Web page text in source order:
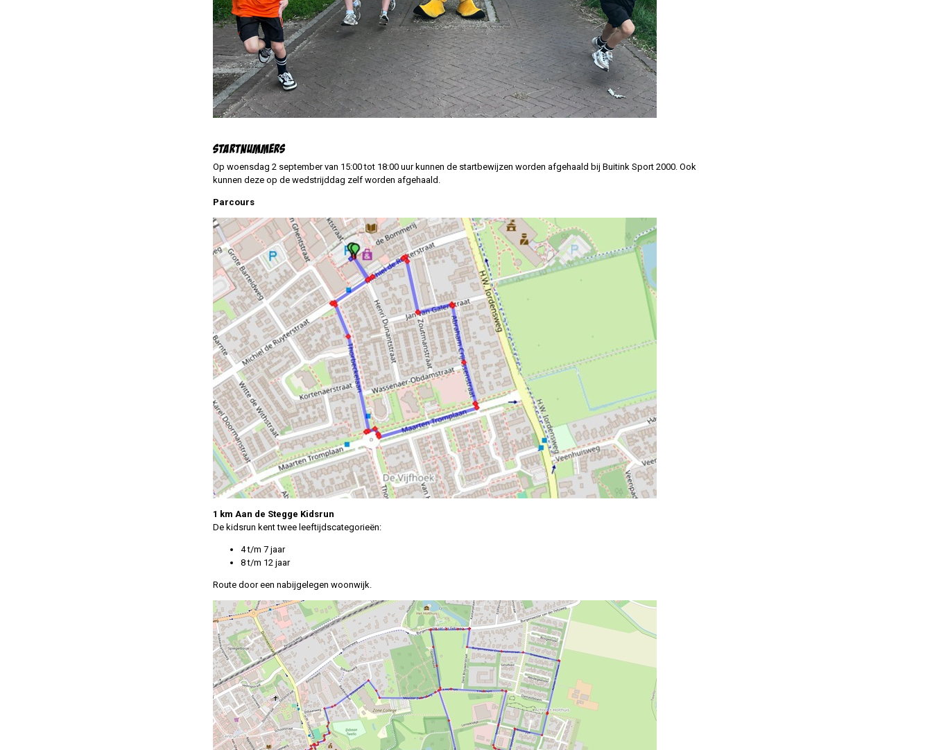
STARTNUMMERS
Op woensdag 2 september van 15:00 tot 18:00 uur kunnen de startbewijzen worden afgehaald bij Buitink Sport 2000. Ook
kunnen deze op de wedstrijddag zelf worden afgehaald.
Parcours
1 km Aan de Stegge Kidsrun
De kidsrun kent twee leeftijdscategorieën:
4 t/m 7 jaar
8 t/m 12 jaar
Route door een nabijgelegen woonwijk.